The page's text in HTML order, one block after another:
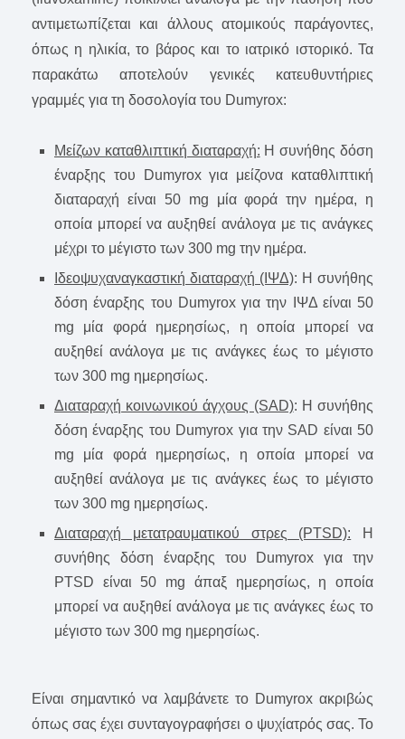
αντιμετωπίζεται και άλλους ατομικούς παράγοντες,
όπως η ηλικία, το βάρος και το ιατρικό ιστορικό. Τα
παρακάτω αποτελούν γενικές κατευθυντήριες
γραμμές για τη δοσολογία του Dumyrox:
Μείζων καταθλιπτική διαταραχή: Η συνήθης δόση
έναρξης του Dumyrox για μείζονα καταθλιπτική
διαταραχή είναι 50 mg μία φορά την ημέρα, η
οποία μπορεί να αυξηθεί ανάλογα με τις ανάγκες
μέχρι το μέγιστο των 300 mg την ημέρα.
Ιδεοψυχαναγκαστική διαταραχή (ΙΨΔ): Η συνήθης
δόση έναρξης του Dumyrox για την ΙΨΔ είναι 50
mg μία φορά ημερησίως, η οποία μπορεί να
αυξηθεί ανάλογα με τις ανάγκες έως το μέγιστο
των 300 mg ημερησίως.
Διαταραχή κοινωνικού άγχους (SAD): Η συνήθης
δόση έναρξης του Dumyrox για την SAD είναι 50
mg μία φορά ημερησίως, η οποία μπορεί να
αυξηθεί ανάλογα με τις ανάγκες έως το μέγιστο
των 300 mg ημερησίως.
Διαταραχή μετατραυματικού στρες (PTSD): Η
συνήθης δόση έναρξης του Dumyrox για την
PTSD είναι 50 mg άπαξ ημερησίως, η οποία
μπορεί να αυξηθεί ανάλογα με τις ανάγκες έως το
μέγιστο των 300 mg ημερησίως.
Είναι σημαντικό να λαμβάνετε το Dumyrox ακριβώς
όπως σας έχει συνταγογραφήσει ο ψυχίατρός σας. Το